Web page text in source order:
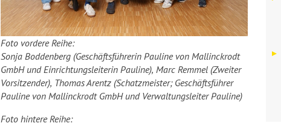
Foto vordere Reihe:
Sonja Boddenberg (Geschäftsführerin Pauline von Mallinckrodt
GmbH und Einrichtungsleiterin Pauline), Marc Remmel (Zweiter
Vorsitzender), Thomas Arentz (Schatzmeister; Geschäftsführer
Pauline von Mallinckrodt GmbH und Verwaltungsleiter Pauline)
Foto hintere Reihe: